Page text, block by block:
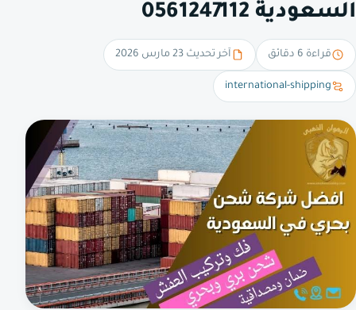
السعودية 0561247112
قراءة 6 دقائق آخر تحديث 23 مارس 2026
international-shipping